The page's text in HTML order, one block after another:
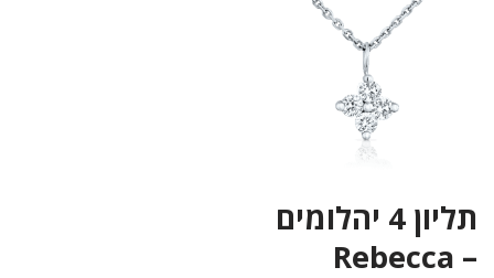
תליון 4 יהלומים
– Rebecca